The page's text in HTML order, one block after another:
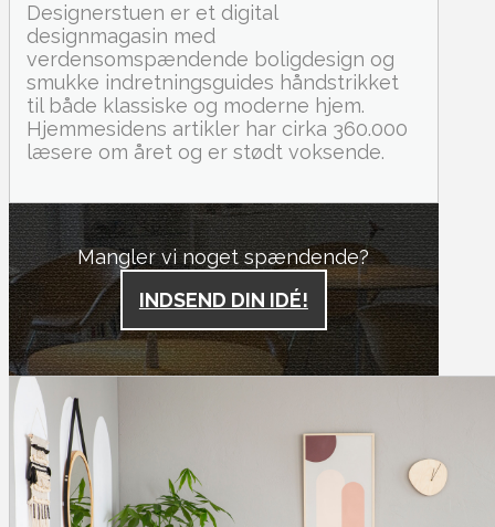
Designerstuen er et digital
designmagasin med
verdensomspændende boligdesign og
smukke indretningsguides håndstrikket
til både klassiske og moderne hjem.
Hjemmesidens artikler har cirka 360.000
læsere om året og er stødt voksende.
Mangler vi noget spændende?
INDSEND DIN IDÉ!